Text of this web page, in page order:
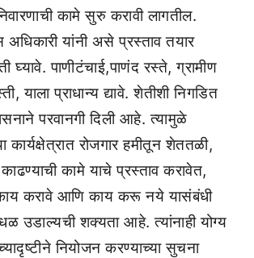
कामे सुरु करावी लागतील.
अधिकारी यांनी असे प्रस्ताव तयार
घ्यावे. पाणीटंचाई,पाणंद रस्ते, ग्रामीण
याला प्राधान्य द्यावे. शेतीशी निगडित
परवानगी दिली आहे. त्यामुळे
रोजगार हमीतून शेततळी,
कामे याचे प्रस्ताव करावेत,
काय करावे आणि काय करू नये यासंबंधी
उडाल्यची शक्यता आहे. त्यांनाही योग्य
नियोजन करण्याच्या सुचना